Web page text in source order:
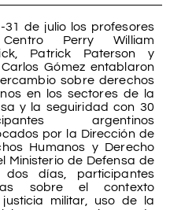
31 de julio los profesores
Perry William
Patrick Paterson y
Gómez entablaron
sobre derechos
en los sectores de la
y la seguiridad con 30
argentinos
por la Dirección de
Humanos y Derecho
Ministerio de Defensa de
días, participantes
sobre el contexto
militar, uso de la